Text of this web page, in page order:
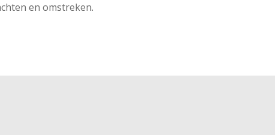
en omstreken.